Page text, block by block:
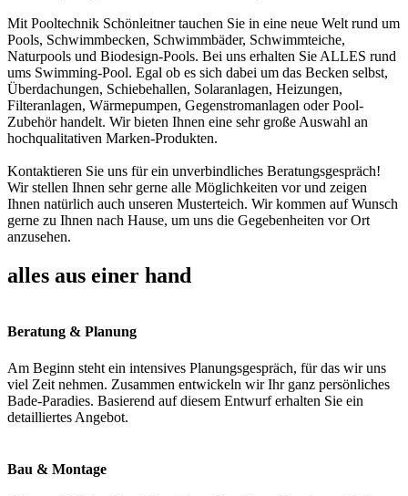
Mit Pooltechnik Schönleitner tauchen Sie in eine neue Welt rund um
Pools, Schwimmbecken, Schwimmbäder, Schwimmteiche,
Naturpools und Biodesign-Pools. Bei uns erhalten Sie ALLES rund
ums Swimming-Pool. Egal ob es sich dabei um das Becken selbst,
Überdachungen, Schiebehallen, Solaranlagen, Heizungen,
Filteranlagen, Wärmepumpen, Gegenstromanlagen oder Pool-
Zubehör handelt. Wir bieten Ihnen eine sehr große Auswahl an
hochqualitativen Marken-Produkten.
Kontaktieren Sie uns für ein unverbindliches Beratungsgespräch!
Wir stellen Ihnen sehr gerne alle Möglichkeiten vor und zeigen
Ihnen natürlich auch unseren Musterteich. Wir kommen auf Wunsch
gerne zu Ihnen nach Hause, um uns die Gegebenheiten vor Ort
anzusehen.
alles aus einer hand
Beratung & Planung
Am Beginn steht ein intensives Planungsgespräch, für das wir uns
viel Zeit nehmen. Zusammen entwickeln wir Ihr ganz persönliches
Bade-Paradies. Basierend auf diesem Entwurf erhalten Sie ein
detailliertes Angebot.
Bau & Montage